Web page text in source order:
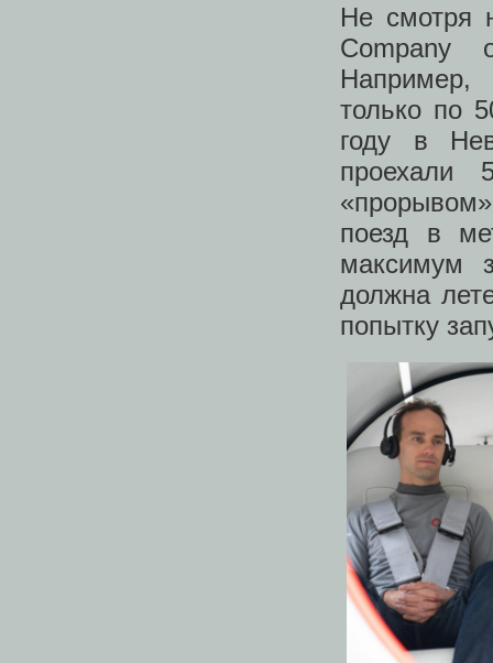
Не смотря
Company
Например,
только по
году в
проехали
поезд в
максимум
должна
попытку